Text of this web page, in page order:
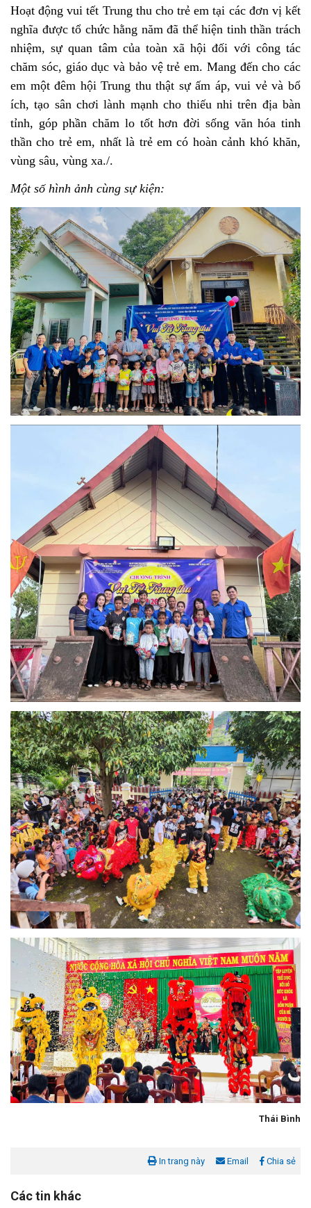
Hoạt động vui tết Trung thu cho trẻ em tại các đơn vị kết
nghĩa được tổ chức hằng năm đã thể hiện tinh thần trách
nhiệm, sự quan tâm của toàn xã hội đối với công tác
chăm sóc, giáo dục và bảo vệ trẻ em. Mang đến cho các
em một đêm hội Trung thu thật sự ấm áp, vui vẻ và bổ
ích, tạo sân chơi lành mạnh cho thiếu nhi trên địa bàn
tỉnh, góp phần chăm lo tốt hơn đời sống văn hóa tinh
thần cho trẻ em, nhất là trẻ em có hoàn cảnh khó khăn,
vùng sâu, vùng xa./.
Một số hình ảnh cùng sự kiện:
Thái Bình
In trang này Email Chia sẻ
Các tin khác